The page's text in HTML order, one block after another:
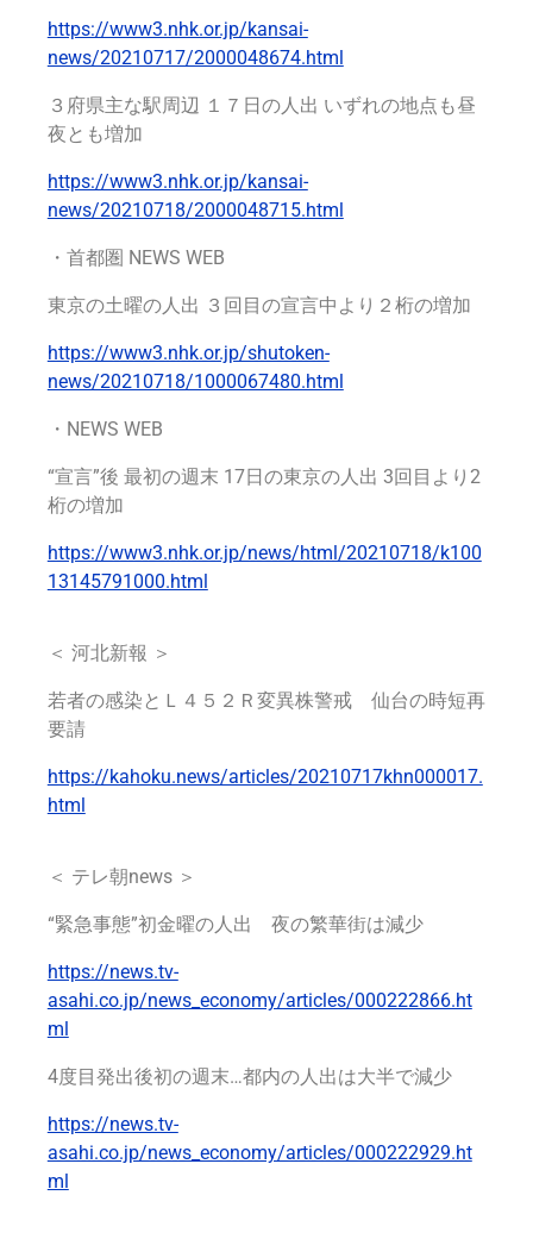
https://www3.nhk.or.jp/kansai-
news/20210717/2000048674.html
３府県主な駅周辺 １７日の人出 いずれの地点も昼
夜とも増加
https://www3.nhk.or.jp/kansai-
news/20210718/2000048715.html
・首都圏 NEWS WEB
東京の土曜の人出 ３回目の宣言中より２桁の増加
https://www3.nhk.or.jp/shutoken-
news/20210718/1000067480.html
・NEWS WEB
“宣言”後 最初の週末 17日の東京の人出 3回目より2
桁の増加
https://www3.nhk.or.jp/news/html/20210718/k100
13145791000.html
＜ 河北新報 ＞
若者の感染とＬ４５２Ｒ変異株警戒 仙台の時短再
要請
https://kahoku.news/articles/20210717khn000017.
html
＜ テレ朝news＞
“緊急事態”初金曜の人出 夜の繁華街は減少
https://news.tv-
asahi.co.jp/news_economy/articles/000222866.ht
ml
4度目発出後初の週末…都内の人出は大半で減少
https://news.tv-
asahi.co.jp/news_economy/articles/000222929.ht
ml